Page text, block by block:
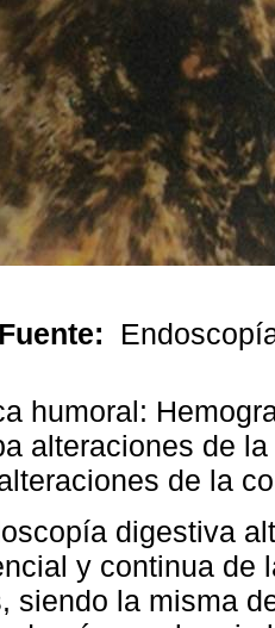
Fuente:
humoral:
alteraciones de
de la
digestiva
y continua de
siendo la misma